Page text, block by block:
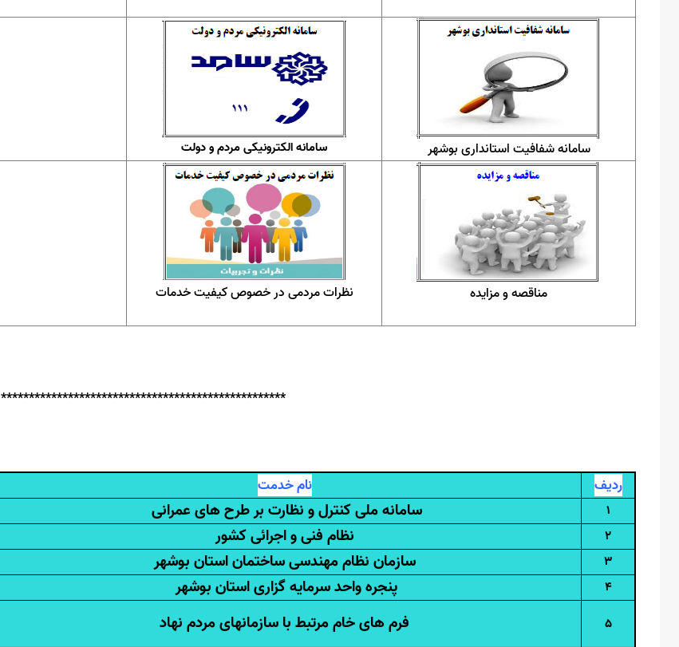
سامانه شفافیت استانداری بوشهر سامانه الکترونیکی مردم و دولت
مناقصه و مزایده نظرات مردمی در خصوص کیفیت خدمات
***************************************************
ردیف نام خدمت
1 سامانه ملی کنترل و نظارت بر طرح های عمرانی
2 نظام فنی و اجرائی کشور
3 سازمان نظام مهندسی ساختمان استان بوشهر
4 پنجره واحد سرمایه گزاری استان بوشهر
5 فرم های خام مرتبط با سازمانهای مردم نهاد